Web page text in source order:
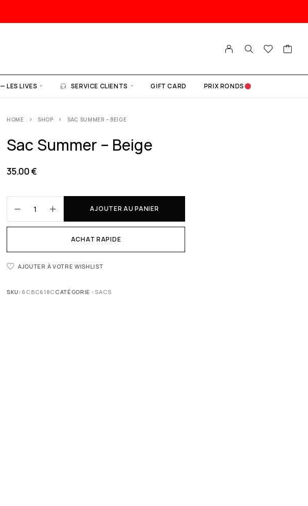
— LES LIVES SERVICE CLIENTS GIFT CARD PRIX RONDS
HOME SHOP SAC SUMMER – BEIGE
Sac Summer – Beige
35.00€
AJOUTER AU PANIER
ACHAT RAPIDE
AJOUTER À VOTRE WISHLIST
SKU: 6CBC618C CATÉGORIE : SACS